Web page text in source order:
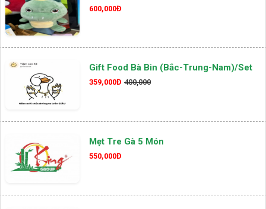
600,000Đ
Gift Food Bà Bin (Bắc-Trung-Nam)/set
359,000Đ 400,000
Mẹt Tre Gà 5 Món
550,000Đ